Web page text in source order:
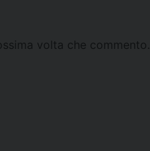
volta che commento.